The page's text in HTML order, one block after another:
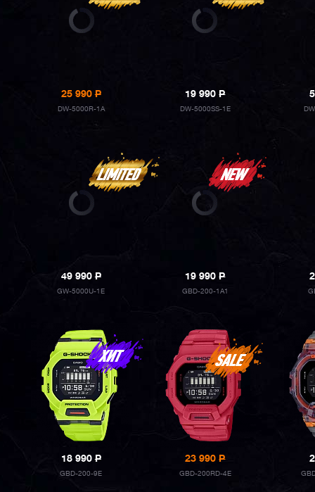
25 990P
DW-5000R-1A
19 990P
DW-5000SS-1E
49 990P
GW-5000U-1E
19 990P
GBD-200-1A1
18 990P
GBD-200-9E
23 990P
GBD-200RD-4E